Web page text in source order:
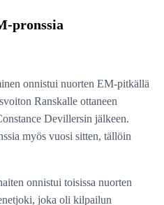
pronssia
onnistui nuorten EM-pitkällä
Ranskalle ottaneen
Devillersin jälkeen.
myös vuosi sitten, tällöin
onnistui toisissa nuorten
joka oli kilpailun